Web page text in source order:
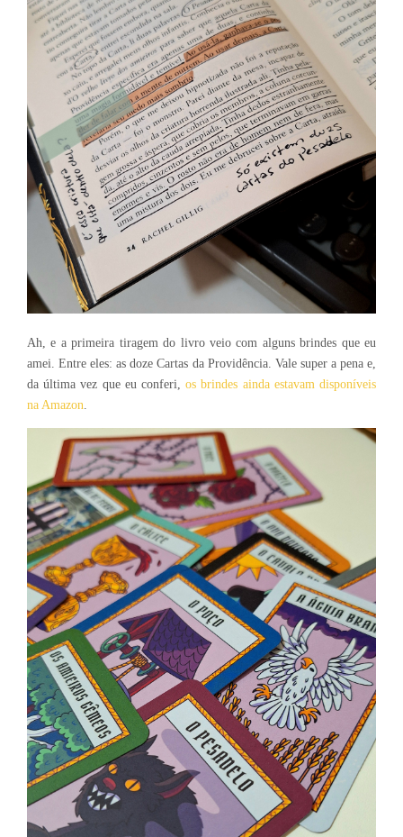
Ah, e a primeira tiragem do livro veio com alguns brindes que eu
amei. Entre eles: as doze Cartas da Providência. Vale super a pena e,
da última vez que eu conferi,os brindes ainda estavam disponíveis
na Amazon